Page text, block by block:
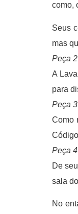
como,
Seus
mas
Peça
A
para
Peça
Como
Peça
De
sala
No